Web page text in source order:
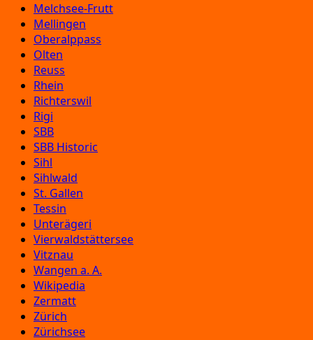
Melchsee-Frutt
Mellingen
Oberalppass
Olten
Reuss
Rhein
Richterswil
Rigi
SBB
SBB Historic
Sihl
Sihlwald
St. Gallen
Tessin
Unterägeri
Vierwaldstättersee
Vitznau
Wangen a. A.
Wikipedia
Zermatt
Zürich
Zürichsee